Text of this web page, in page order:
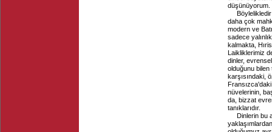
düşünüyorum.
daha çok
modern ve
sadece
kalmakta,
Laikliklerimiz
dinler,
olduğunu bilen
karşısındaki,
nüvelerinin,
da, bizzat
tanıklarıdır.
Dinlerin bu